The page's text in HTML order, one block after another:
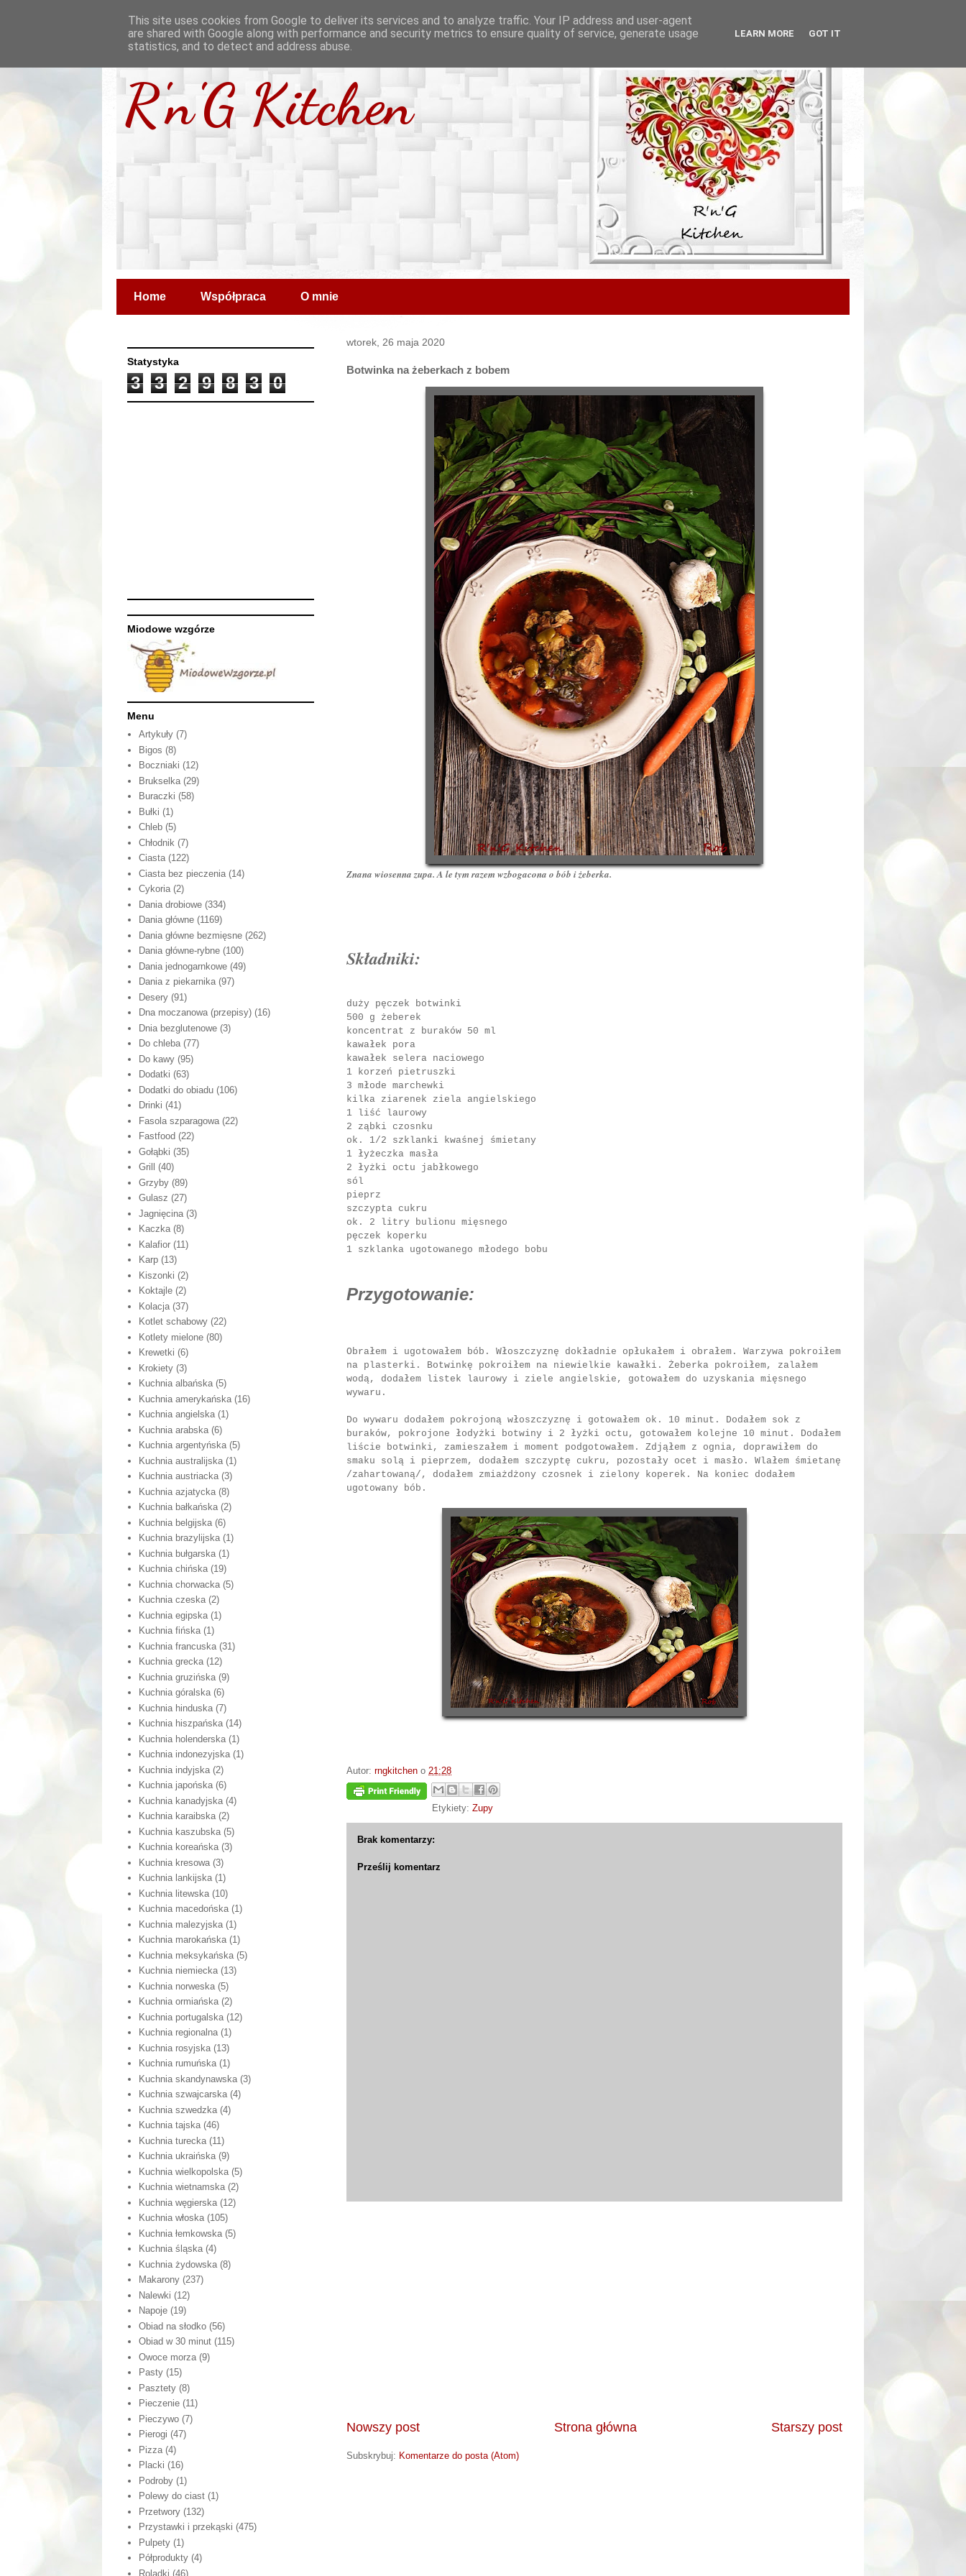
R'n'G Kitchen
Home Współpraca O mnie
wtorek, 26 maja 2020
Botwinka na żeberkach z bobem
Znana wiosenna zupa. A le tym razem wzbogacona o bób i żeberka.
Składniki:
duży pęczek botwinki
500 g żeberek
koncentrat z buraków 50 ml
kawałek pora
kawałek selera naciowego
1 korzeń pietruszki
3 młode marchewki
kilka ziarenek ziela angielskiego
1 liść laurowy
2 ząbki czosnku
ok. 1/2 szklanki kwaśnej śmietany
1 łyżeczka masła
2 łyżki octu jabłkowego
sól
pieprz
szczypta cukru
ok. 2 litry bulionu mięsnego
pęczek koperku
1 szklanka ugotowanego młodego bobu
Przygotowanie:
Obrałem i ugotowałem bób. Włoszczyznę dokładnie opłukałem i obrałem. Warzywa pokroiłem
na plasterki. Botwinkę pokroiłem na niewielkie kawałki. Żeberka pokroiłem, zalałem
wodą, dodałem listek laurowy i ziele angielskie, gotowałem do uzyskania mięsnego
wywaru.
Do wywaru dodałem pokrojoną włoszczyznę i gotowałem ok. 10 minut. Dodałem sok z
buraków, pokrojone łodyżki botwiny i 2 łyżki octu, gotowałem kolejne 10 minut. Dodałem
liście botwinki, zamieszałem i moment podgotowałem. Zdjąłem z ognia, doprawiłem do
smaku solą i pieprzem, dodałem szczyptę cukru, pozostały ocet i masło. Wlałem śmietanę
/zahartowaną/, dodałem zmiażdżony czosnek i zielony koperek. Na koniec dodałem
ugotowany bób.
Autor: rngkitchen o 21:28
Etykiety: Zupy
Brak komentarzy:
Prześlij komentarz
Nowszy post Starszy post
Strona główna
Subskrybuj: Komentarze do posta (Atom)
Statystyka
3 3 2 9 8 3 0
Miodowe wzgórze
Menu
Artykuły (7)
Bigos (8)
Boczniaki (12)
Brukselka (29)
Buraczki (58)
Bułki (1)
Chleb (5)
Chłodnik (7)
Ciasta (122)
Ciasta bez pieczenia (14)
Cykoria (2)
Dania drobiowe (334)
Dania główne (1169)
Dania główne bezmięsne (262)
Dania główne-rybne (100)
Dania jednogarnkowe (49)
Dania z piekarnika (97)
Desery (91)
Dna moczanowa (przepisy) (16)
Dnia bezglutenowe (3)
Do chleba (77)
Do kawy (95)
Dodatki (63)
Dodatki do obiadu (106)
Drinki (41)
Fasola szparagowa (22)
Fastfood (22)
Gołąbki (35)
Grill
(40)
Grzyby (89)
Gulasz (27)
Jagnięcina (3)
Kaczka (8)
Kalafior (11)
Karp (13)
Kiszonki (2)
Koktajle (2)
Kolacja (37)
Kotlet schabowy (22)
Kotlety mielone (80)
Krewetki (6)
Krokiety (3)
Kuchnia albańska (5)
Kuchnia amerykańska (16)
Kuchnia angielska (1)
Kuchnia arabska (6)
Kuchnia argentyńska (5)
Kuchnia australijska (1)
Kuchnia austriacka (3)
Kuchnia azjatycka (8)
Kuchnia bałkańska (2)
Kuchnia belgijska (6)
Kuchnia brazylijska (1)
Kuchnia bułgarska (1)
Kuchnia chińska (19)
Kuchnia chorwacka (5)
Kuchnia czeska (2)
Kuchnia egipska (1)
Kuchnia fińska (1)
Kuchnia francuska (31)
Kuchnia grecka (12)
Kuchnia gruzińska (9)
Kuchnia góralska (6)
Kuchnia hinduska (7)
Kuchnia hiszpańska (14)
Kuchnia holenderska (1)
Kuchnia indonezyjska (1)
Kuchnia indyjska (2)
Kuchnia japońska (6)
Kuchnia kanadyjska (4)
Kuchnia karaibska (2)
Kuchnia kaszubska (5)
Kuchnia koreańska (3)
Kuchnia kresowa (3)
Kuchnia lankijska (1)
Kuchnia litewska (10)
Kuchnia macedońska (1)
Kuchnia malezyjska (1)
Kuchnia marokańska (1)
Kuchnia meksykańska (5)
Kuchnia niemiecka (13)
Kuchnia norweska (5)
Kuchnia ormiańska (2)
Kuchnia portugalska (12)
Kuchnia regionalna (1)
Kuchnia rosyjska (13)
Kuchnia rumuńska (1)
Kuchnia skandynawska (3)
Kuchnia szwajcarska (4)
Kuchnia szwedzka (4)
Kuchnia tajska (46)
Kuchnia turecka (11)
Kuchnia ukraińska (9)
Kuchnia wielkopolska (5)
Kuchnia wietnamska (2)
Kuchnia węgierska (12)
Kuchnia włoska (105)
Kuchnia łemkowska (5)
Kuchnia śląska (4)
Kuchnia żydowska (8)
Makarony (237)
Nalewki (12)
Napoje (19)
Obiad na słodko (56)
Obiad w 30 minut (115)
Owoce morza (9)
Pasty (15)
Pasztety (8)
Pieczenie (11)
Pieczywo (7)
Pierogi (47)
Pizza (4)
Placki (16)
Podroby (1)
Polewy do ciast (1)
Przetwory (132)
Przystawki i przekąski (475)
Pulpety (1)
Półprodukty (4)
Roladki (46)
This site uses cookies from Google to deliver its services and to analyze traffic. Your IP address and user-agent
are shared with Google along with performance and security metrics to ensure quality of service, generate usage
statistics, and to detect and address abuse.
LEARN MORE GOT IT